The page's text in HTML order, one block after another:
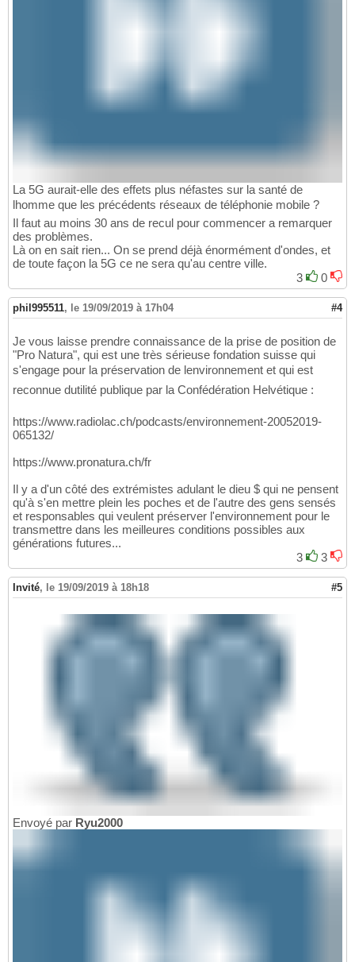
La 5G aurait-elle des effets plus néfastes sur la santé de
lhomme que les précédents réseaux de téléphonie mobile ?
Il faut au moins 30 ans de recul pour commencer a remarquer
des problèmes.
Là on en sait rien... On se prend déjà énormément d'ondes, et
de toute façon la 5G ce ne sera qu'au centre ville.
3
0
phil995511, le 19/09/2019 à 17h04 #4
Je vous laisse prendre connaissance de la prise de position de
"Pro Natura", qui est une très sérieuse fondation suisse qui
s'engage pour la préservation de lenvironnement et qui est
reconnue dutilité publique par la Confédération Helvétique :
https://www.radiolac.ch/podcasts/environnement-20052019-
065132/
https://www.pronatura.ch/fr
Il y a d'un côté des extrémistes adulant le dieu $ qui ne pensent
qu'à s'en mettre plein les poches et de l'autre des gens sensés
et responsables qui veulent préserver l'environnement pour le
transmettre dans les meilleures conditions possibles aux
générations futures...
3
3
Invité, le 19/09/2019 à 18h18 #5
Envoyé par Ryu2000